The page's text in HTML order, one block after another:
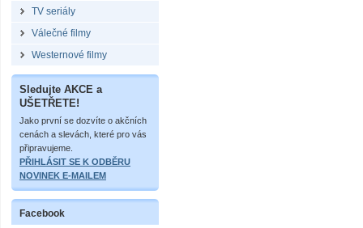
TV seriály
Válečné filmy
Westernové filmy
Sledujte AKCE a
UŠETŘETE!
Jako první se dozvíte o akčních
cenách a slevách, které pro vás
připravujeme.
PŘIHLÁSIT SE K ODBĚRU
NOVINEK E-MAILEM
Facebook